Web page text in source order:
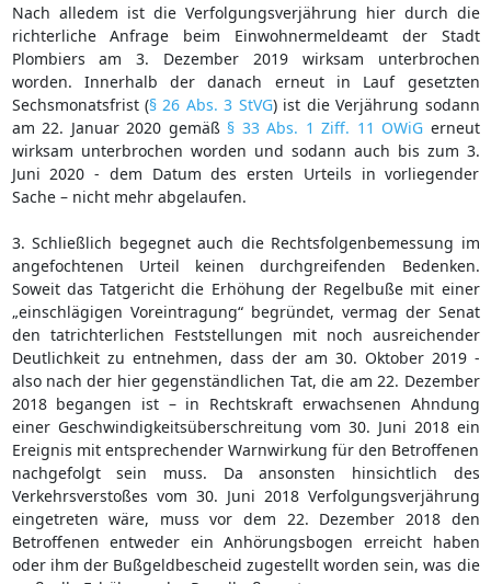
Nach alledem ist die Verfolgungsverjährung hier durch die
richterliche Anfrage beim Einwohnermeldeamt der Stadt
Plombiers am 3. Dezember 2019 wirksam unterbrochen
worden. Innerhalb der danach erneut in Lauf gesetzten
Sechsmonatsfrist (§ 26 Abs. 3 StVG) ist die Verjährung sodann
am 22. Januar 2020 gemäß § 33 Abs. 1 Ziff. 11 OWiG erneut
wirksam unterbrochen worden und sodann auch bis zum 3.
Juni 2020 - dem Datum des ersten Urteils in vorliegender
Sache – nicht mehr abgelaufen.
3. Schließlich begegnet auch die Rechtsfolgenbemessung im
angefochtenen Urteil keinen durchgreifenden Bedenken.
Soweit das Tatgericht die Erhöhung der Regelbuße mit einer
„einschlägigen Voreintragung“ begründet, vermag der Senat
den tatrichterlichen Feststellungen mit noch ausreichender
Deutlichkeit zu entnehmen, dass der am 30. Oktober 2019 -
also nach der hier gegenständlichen Tat, die am 22. Dezember
2018 begangen ist – in Rechtskraft erwachsenen Ahndung
einer Geschwindigkeitsüberschreitung vom 30. Juni 2018 ein
Ereignis mit entsprechender Warnwirkung für den Betroffenen
nachgefolgt sein muss. Da ansonsten hinsichtlich des
Verkehrsverstoßes vom 30. Juni 2018 Verfolgungsverjährung
eingetreten wäre, muss vor dem 22. Dezember 2018 den
Betroffenen entweder ein Anhörungsbogen erreicht haben
oder ihm der Bußgeldbescheid zugestellt worden sein, was die